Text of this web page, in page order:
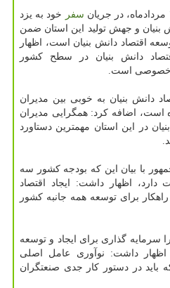
سفر
خود به یزد
و جهش تولید این استان ضمن
اقتصاد دانش بنیان است، اظهار
دانش بنیان در سطح کشور
خصوصی است.
دانش بنیان به خوبی بین مدیران
است، اضافه کرد: همگرایی مدیران
در این استان مهمترین دستاورد
با بیان این که بودجه کشور سه
اظهار داشت: ایجاد اقتصاد
برای توسعه همه جانبه کشور
سرمایه گذاری برای ایجاد و توسعه
اظهار داشت: نوآوری عامل اصلی
در دستور کار جدی صنعتگران